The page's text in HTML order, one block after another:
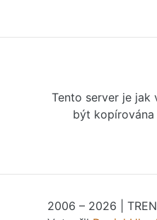
Tento server je jak
být
2006 – 2026 |